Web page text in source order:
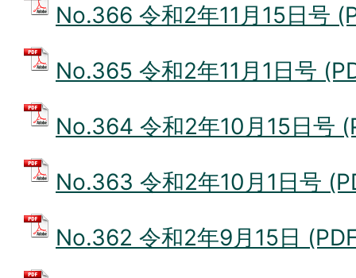
No.366 令和2年11月15日号
No.365 令和2年11月1日号
No.364 令和2年10月15日号
No.363 令和2年10月1日号
No.362 令和2年9月15日